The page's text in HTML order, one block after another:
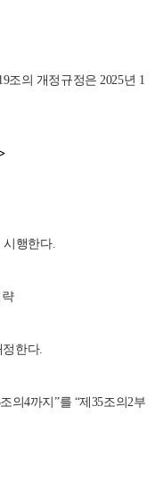
조의 개정규정은 2025년 1
시행한다.
한다.
의4까지”를 “제35조의2부